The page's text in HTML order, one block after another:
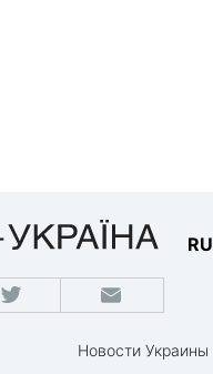
RU
Новости Украины